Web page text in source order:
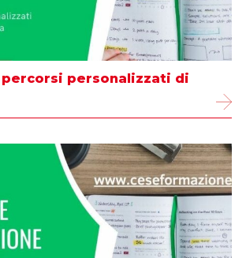
percorsi personalizzati di